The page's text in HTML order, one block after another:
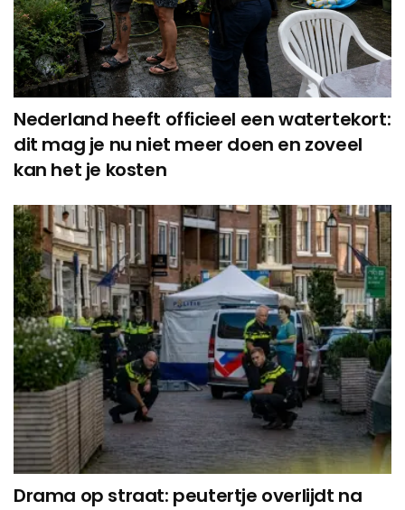
Nederland heeft officieel een watertekort:
dit mag je nu niet meer doen en zoveel
kan het je kosten
Drama op straat: peutertje overlijdt na